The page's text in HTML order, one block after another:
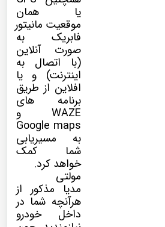
یا همان
موقعیت مانیتور
فابریک به
صورت آنلاین
(با اتصال به
اینترنت) و یا
افلاین از طریق
برنامه های
WAZE و
Google maps
به مسیریابی
شما کمک
خواهد کرد.
مولتی
مدیا مذکور از
هرآنچه شما در
داخل خودرو